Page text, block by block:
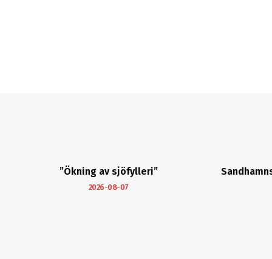
”Ökning av sjöfylleri”
2026-08-07